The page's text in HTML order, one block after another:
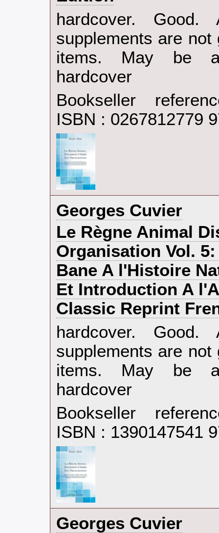
‎hardcover.
supplements are
items. May be
hardcover‎
Bookseller
ISBN : 0267812779
‎Georges Cuvier‎
‎Le Règne Animal
Organisation Vol.
Bane A l'Histoire
Et Introduction A
Classic Reprint
‎hardcover.
supplements are
items. May be
hardcover‎
Bookseller
ISBN : 1390147541
‎Georges Cuvier‎